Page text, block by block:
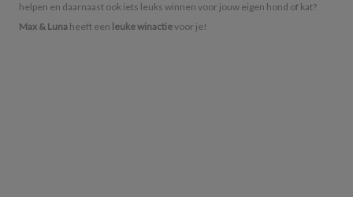
helpen en daarnaast ook iets leuks winnen voor jouw eigen hond of kat?
Max & Luna heeft een leuke winactievoor je!